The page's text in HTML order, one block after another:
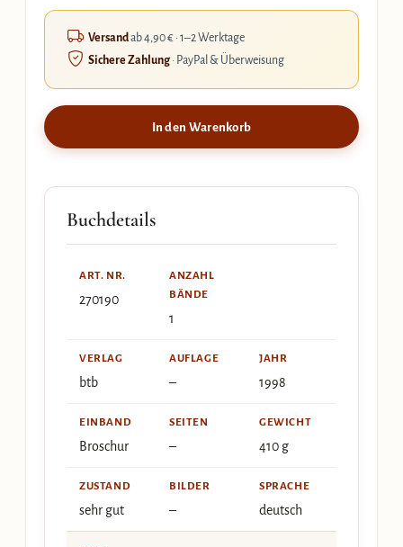
Versandab 4,90 € · 1–2 Werktage
Sichere Zahlung· PayPal & Überweisung
In den Warenkorb
Buchdetails
ART. NR.
270190
ANZAHL
BÄNDE
1
VERLAG
btb
AUFLAGE
–
JAHR
1998
EINBAND
Broschur
SEITEN
–
GEWICHT
410 g
ZUSTAND
sehr gut
BILDER
–
SPRACHE
deutsch